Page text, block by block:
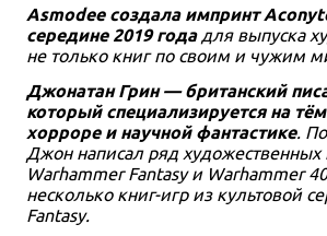
Asmodee создала импринт
середине 2019 годадля выпуска
не только книг по своим и чужим
Джонатан Грин — британский
который специализируется на
хорроре и научной фантастике.
Джон написал ряд художественных
Warhammer Fantasy и Warhammer
несколько книг-игр из культовой
Fantasy.